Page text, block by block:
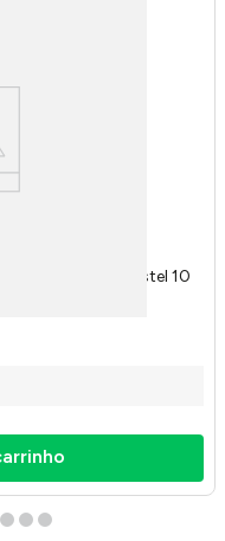
Stilo Rosa Pastel 10